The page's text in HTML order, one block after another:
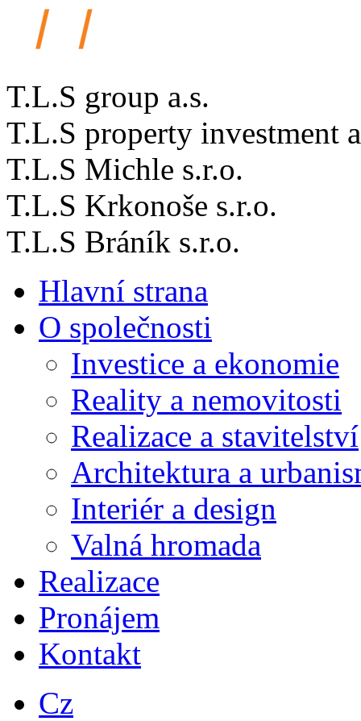
T.L.S group a.s.
T.L.S property investment
T.L.S Michle s.r.o.
T.L.S Krkonoše s.r.o.
T.L.S Bráník s.r.o.
Hlavní strana
O společnosti
Investice a ekonomie
Reality a nemovitosti
Realizace a stavitelství
Architektura a
Interiér a design
Valná hromada
Realizace
Pronájem
Kontakt
Cz